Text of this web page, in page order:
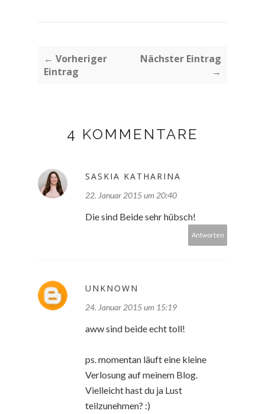
← Vorheriger
Eintrag
Nächster Eintrag
→
4 KOMMENTARE
SASKIA KATHARINA
22. Januar 2015 um 20:40
Die sind Beide sehr hübsch!
Antworten
UNKNOWN
24. Januar 2015 um 15:19
aww sind beide echt toll!
ps. momentan läuft eine kleine
Verlosung auf meinem Blog.
Vielleicht hast du ja Lust
teilzunehmen? :)